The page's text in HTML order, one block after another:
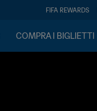
FIFA REWARDS
COMPRA I BIGLIETTI